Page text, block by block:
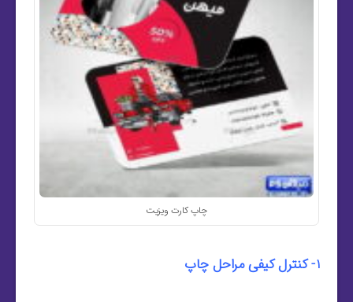
چاپ کارت ویزیت
1- کنترل کیفی مراحل چاپ